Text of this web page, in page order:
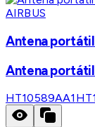
AIRBUS
Antena
Antena
HT10589AA1